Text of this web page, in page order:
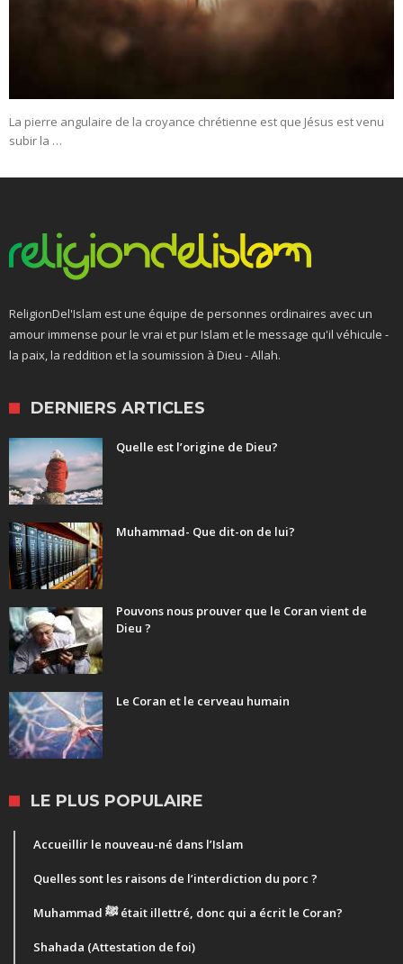
La pierre angulaire de la croyance chrétienne est que Jésus est venu
subir la …
ReligionDel'Islam est une équipe de personnes ordinaires avec un
amour immense pour le vrai et pur Islam et le message qu'il véhicule -
la paix, la reddition et la soumission à Dieu - Allah.
DERNIERS ARTICLES
Quelle est l’origine de Dieu?
Muhammad- Que dit-on de lui?
Pouvons nous prouver que le Coran vient de
Dieu ?
Le Coran et le cerveau humain
LE PLUS POPULAIRE
Accueillir le nouveau-né dans l’Islam
Quelles sont les raisons de l’interdiction du porc ?
Muhammad ﷺ était illettré, donc qui a écrit le Coran?
Shahada (Attestation de foi)